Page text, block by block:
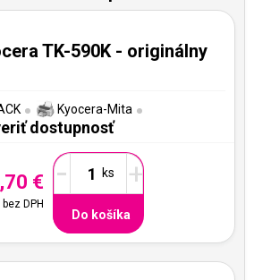
TK-590K - originálny
Kyocera-Mita
dostupnosť
€
bez DPH
- +
Do košíka